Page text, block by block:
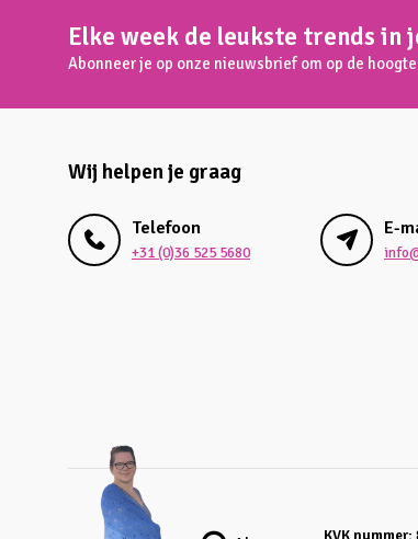
Elke week de leukste trends in
Abonneer je op onze nieuwsbrief om op de
Wij helpen je graag
Telefoon
+31 (0)36 525 5680
E-
KVK nummer: